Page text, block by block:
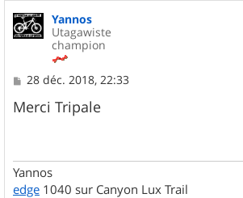
Yannos
Utagawiste
champion
M
s
s
28 déc. 2018, 22:33
Merci Tripale
Yannos
edge 1040 sur Canyon Lux Trail